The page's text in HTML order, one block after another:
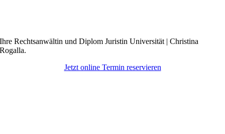
Ihre Rechtsanwältin und Diplom Juristin Universität | Christina
Rogalla.
Jetzt online Termin reservieren